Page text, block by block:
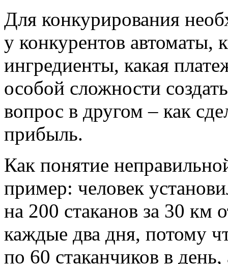
Для конкурирования
у конкурентов автоматы,
ингредиенты, какая
особой сложности
вопрос в другом – как
прибыль.
Как понятие
пример: человек
на 200 стаканов за 30 км
каждые два дня, потому
по 60 стаканчиков в